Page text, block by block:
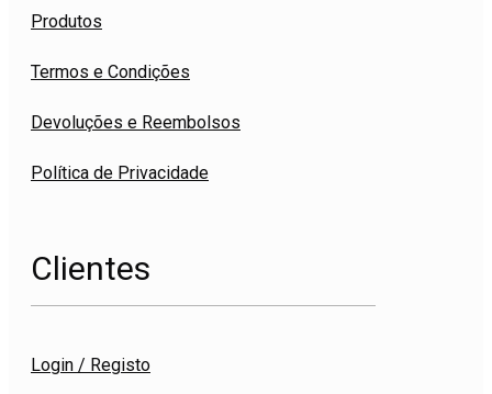
Produtos
Termos e Condições
Devoluções e Reembolsos
Política de Privacidade
Clientes
Login / Registo